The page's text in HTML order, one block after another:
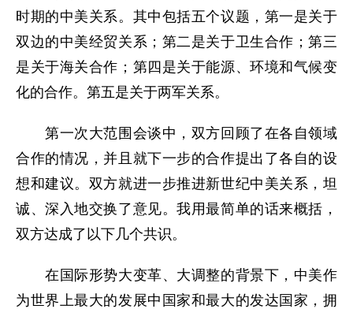
时期的中美关系。其中包括五个议题，第一是关于
双边的中美经贸关系；第二是关于卫生合作；第三
是关于海关合作；第四是关于能源、环境和气候变
化的合作。第五是关于两军关系。
第一次大范围会谈中，双方回顾了在各自领域
合作的情况，并且就下一步的合作提出了各自的设
想和建议。双方就进一步推进新世纪中美关系，坦
诚、深入地交换了意见。我用最简单的话来概括，
双方达成了以下几个共识。
在国际形势大变革、大调整的背景下，中美作
为世界上最大的发展中国家和最大的发达国家，拥